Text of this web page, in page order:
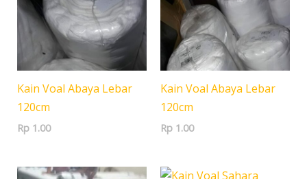
Kain Voal Abaya Lebar
120cm
Rp1.00
Kain Voal Abaya Lebar
120cm
Rp 1.00